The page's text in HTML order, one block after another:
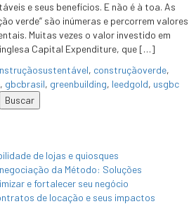
e seus benefícios. E não é à toa. As
verde” são inúmeras e percorrem valores
Muitas vezes o valor investido em
Capital Expenditure, que […]
, construçãoverde,
, gbcbrasil, greenbuilding, leedgold, usgbc
de lojas e quiosques
da Método: Soluções
e fortalecer seu negócio
de locação e seus impactos